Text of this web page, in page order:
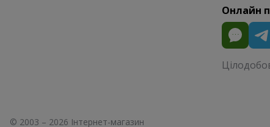
Онлайн
© 2003 – 2026 Інтернет-магазин